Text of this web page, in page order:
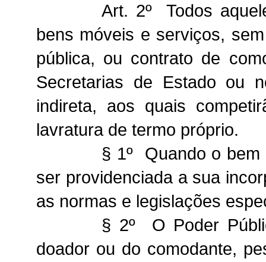
Art. 2º Todos
bens móveis e serviços,
pública, ou contrato de
Secretarias de Estado ou
indireta, aos quais
lavratura de termo próprio.
§ 1º Quando o
ser providenciada a sua
as normas e legislações
§ 2º O Poder
doador ou do comodante,